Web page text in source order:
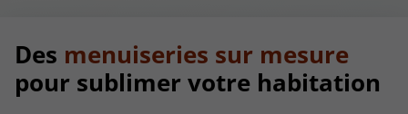
Des menuiseries sur mesure
pour sublimer votre habitation